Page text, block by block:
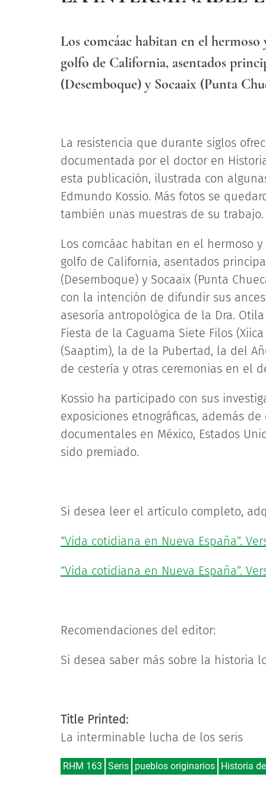
Los comcáac habitan en el
golfo de California, asentados
(Desemboque) y Socaaix (Punta
La resistencia que durante siglos
documentada por el doctor en
esta publicación, ilustrada con
Edmundo Kossio. Más fotos se
también unas muestras de su trabajo.
Los comcáac habitan en el hermoso
golfo de California, asentados
(Desemboque) y Socaaix (Punta
con la intención de difundir sus
asesoría antropológica de la Dra.
Fiesta de la Caguama Siete Filos
(Saaptim), la de la Pubertad, la del
de cestería y otras ceremonias en el
Kossio ha participado con sus
exposiciones etnográficas, además
documentales en México, Estados
sido premiado.
Si desea leer el artículo completo,
“Vida cotidiana en Nueva España”.
“Vida cotidiana en Nueva España”.
Recomendaciones del editor:
Si desea saber más sobre la historia
Title Printed:
La interminable lucha de los seris
RHM 163 Seris pueblos originarios Historia